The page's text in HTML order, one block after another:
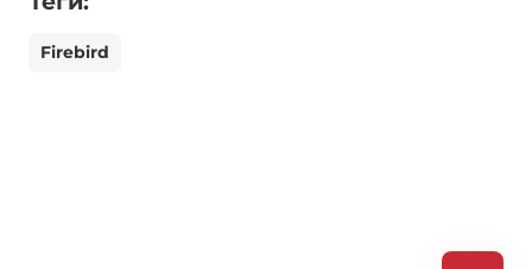
Firebird